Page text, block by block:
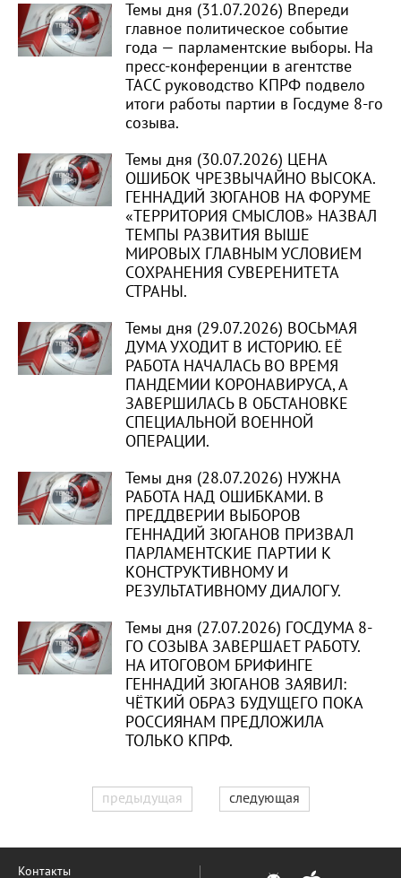
Темы дня (31.07.2026) Впереди
главное политическое событие
года — парламентские выборы. На
пресс-конференции в агентстве
ТАСС руководство КПРФ подвело
итоги работы партии в Госдуме 8-го
созыва.
Темы дня (30.07.2026) ЦЕНА
ОШИБОК ЧРЕЗВЫЧАЙНО ВЫСОКА.
ГЕННАДИЙ ЗЮГАНОВ НА ФОРУМЕ
«ТЕРРИТОРИЯ СМЫСЛОВ» НАЗВАЛ
ТЕМПЫ РАЗВИТИЯ ВЫШЕ
МИРОВЫХ ГЛАВНЫМ УСЛОВИЕМ
СОХРАНЕНИЯ СУВЕРЕНИТЕТА
СТРАНЫ.
Темы дня (29.07.2026) ВОСЬМАЯ
ДУМА УХОДИТ В ИСТОРИЮ. ЕЁ
РАБОТА НАЧАЛАСЬ ВО ВРЕМЯ
ПАНДЕМИИ КОРОНАВИРУСА, А
ЗАВЕРШИЛАСЬ В ОБСТАНОВКЕ
СПЕЦИАЛЬНОЙ ВОЕННОЙ
ОПЕРАЦИИ.
Темы дня (28.07.2026) НУЖНА
РАБОТА НАД ОШИБКАМИ. В
ПРЕДДВЕРИИ ВЫБОРОВ
ГЕННАДИЙ ЗЮГАНОВ ПРИЗВАЛ
ПАРЛАМЕНТСКИЕ ПАРТИИ К
КОНСТРУКТИВНОМУ И
РЕЗУЛЬТАТИВНОМУ ДИАЛОГУ.
Темы дня (27.07.2026) ГОСДУМА 8-
ГО СОЗЫВА ЗАВЕРШАЕТ РАБОТУ.
НА ИТОГОВОМ БРИФИНГЕ
ГЕННАДИЙ ЗЮГАНОВ ЗАЯВИЛ:
ЧЁТКИЙ ОБРАЗ БУДУЩЕГО ПОКА
РОССИЯНАМ ПРЕДЛОЖИЛА
ТОЛЬКО КПРФ.
предыдущая следующая
Контакты